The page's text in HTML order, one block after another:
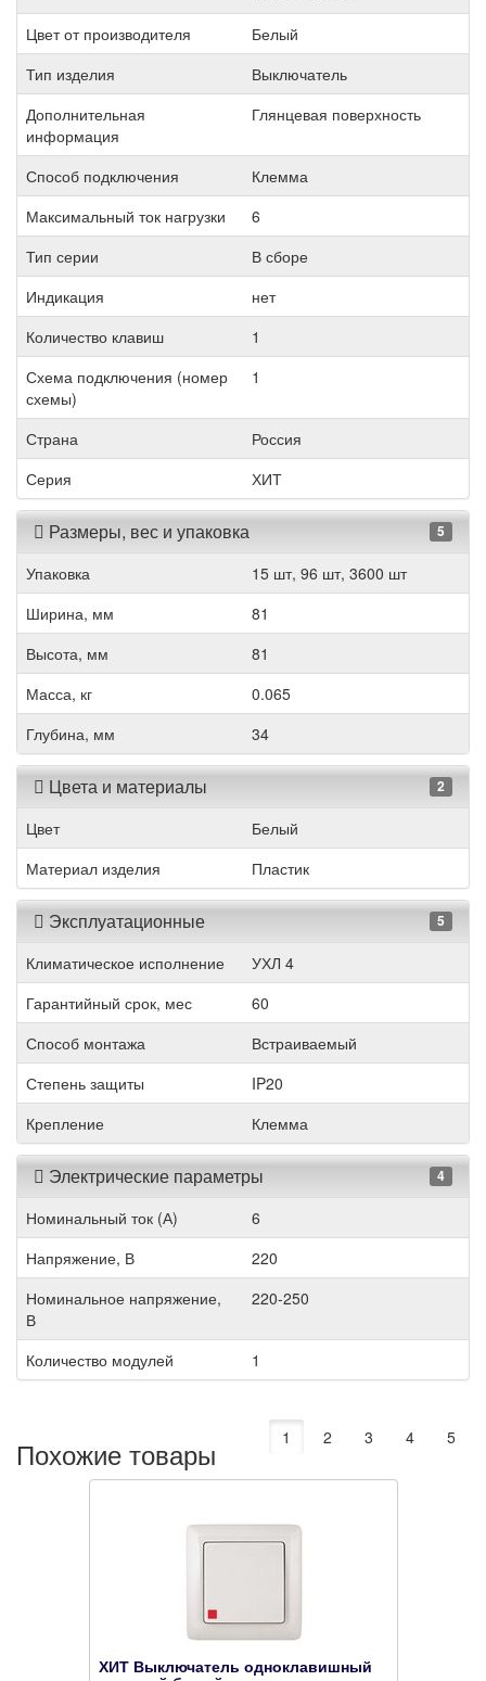
Цвет от производителя
Белый
Тип изделия
Выключатель
Дополнительная
информация
Глянцевая поверхность
Способ подключения
Клемма
Максимальный ток нагрузки
6
Тип серии
В сборе
Индикация
нет
Количество клавиш
1
Схема подключения (номер
схемы)
1
Страна
Россия
Серия
ХИТ
Размеры, вес и упаковка 5
Упаковка
15 шт, 96 шт, 3600 шт
Ширина, мм
81
Высота, мм
81
Масса, кг
0.065
Глубина, мм
34
Цвета и материалы 2
Цвет
Белый
Материал изделия
Пластик
Эксплуатационные 5
Климатическое исполнение
УХЛ 4
Гарантийный срок, мес
60
Способ монтажа
Встраиваемый
Степень защиты
IP20
Крепление
Клемма
Электрические параметры 4
Номинальный ток (А)
6
Напряжение, В
220
Номинальное напряжение,
В
220-250
Количество модулей 1
Похожие товары 1 2 3 4 5
ХИТ Выключатель одноклавишный